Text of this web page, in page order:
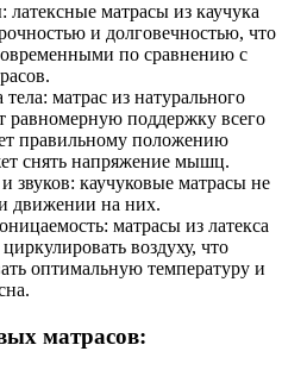
матрасы из каучука
и долговечностью, что
по сравнению с
матрас из натурального
равномерную поддержку всего
правильному положению
снять напряжение мышц.
звуков: каучуковые матрасы не
движении на них.
матрасы из латекса
воздуху, что
оптимальную температуру и
матрасов: